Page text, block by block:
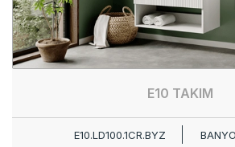
E10 TAKIM
E10.LD100.1CR.BYZ